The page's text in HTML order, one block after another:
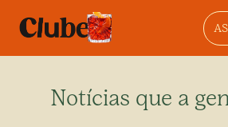
Notícias que a